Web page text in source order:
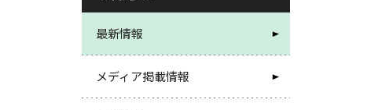
最新情報
メディア掲載情報